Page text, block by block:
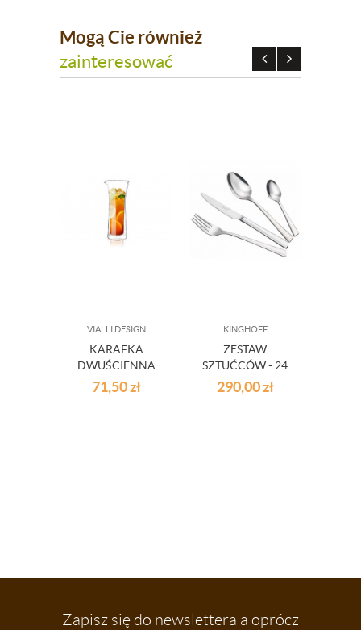
Mogą Cie również
zainteresować
VIALLI DESIGN
KARAFKA
DWUŚCIENNA
800 ML AMO
VIALLI DESIGN
71,50zł
KINGHOFF
ZESTAW
SZTUĆCÓW - 24
ELEMENTY
290,00zł
Zapisz się do newslettera a oprócz